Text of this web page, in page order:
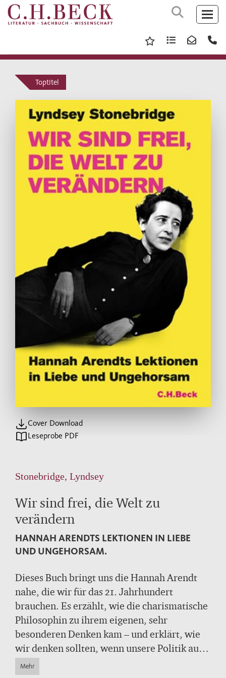
Toptitel
Cover Download
Leseprobe PDF
Stonebridge, Lyndsey
Wir sind frei, die Welt zu
verändern
HANNAH ARENDTS LEKTIONEN IN LIEBE
UND UNGEHORSAM.
Dieses Buch bringt uns die Hannah Arendt
nahe, die wir für das 21. Jahrhundert
brauchen. Es erzählt, wie die charismatische
Philosophin zu ihrem eigenen, sehr
besonderen Denken kam – und erklärt, wie
wir denken sollten, wenn unsere Politik aus
den Fugen gerät. Mit Leidenschaft und
Mehr